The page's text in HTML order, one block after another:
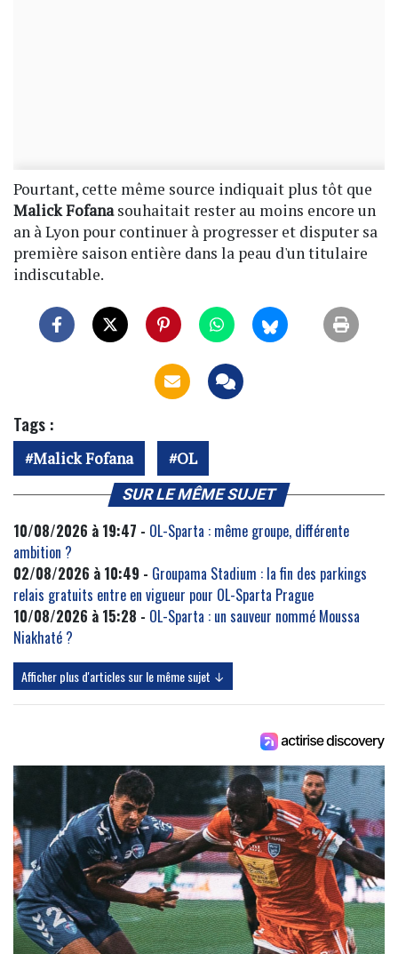
Pourtant, cette même source indiquait plus tôt que
Malick Fofanasouhaitait rester au moins encore un
an à Lyon pour continuer à progresser et disputer sa
première saison entière dans la peau d'un titulaire
indiscutable.
Tags :
Malick Fofana OL
SUR LE MÊME SUJET
10/08/2026 à 19:47 - OL-Sparta : même groupe, différente
ambition ?
02/08/2026 à 10:49 - Groupama Stadium : la fin des parkings
relais gratuits entre en vigueur pour OL-Sparta Prague
10/08/2026 à 15:28 - OL-Sparta : un sauveur nommé Moussa
Niakhaté ?
Afficher plus d'articles sur le même sujet ↓